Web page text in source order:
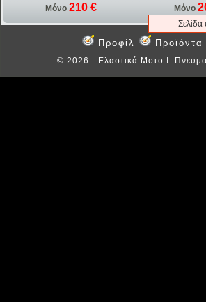
Μόνο 210 € Μόνο
Σελίδα
Προφίλ Προϊόντα
© 2026 - Ελαστικά Μοτο Ι.